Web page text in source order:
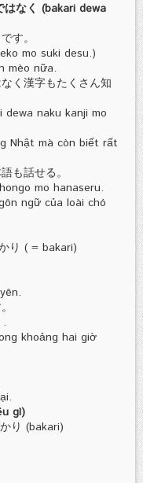
なく (bakari dewa
す。
mo suki desu.)
mèo nữa.
く漢字もたくさん知
naku kanji mo
Nhật mà còn biết rất
も話せる。
mo hanaseru.
ngữ của loài chó
り ( = bakari)
khoảng hai giờ
gì)
り (bakari)